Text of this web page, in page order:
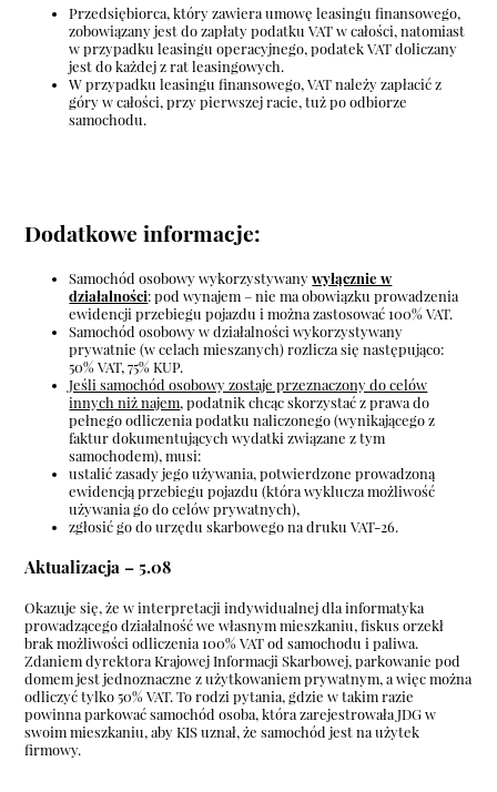
Przedsiębiorca, który zawiera umowę leasingu finansowego,
zobowiązany jest do zapłaty podatku VAT w całości, natomiast
w przypadku leasingu operacyjnego, podatek VAT doliczany
jest do każdej z rat leasingowych.
W przypadku leasingu finansowego, VAT należy zapłacić z
góry w całości, przy pierwszej racie, tuż po odbiorze
samochodu.
Dodatkowe informacje:
Samochód osobowy wykorzystywanywyłącznie w
działalności: pod wynajem – nie ma obowiązku prowadzenia
ewidencji przebiegu pojazdu i można zastosować 100% VAT.
Samochód osobowy w działalności wykorzystywany
prywatnie (w celach mieszanych) rozlicza się następująco:
50% VAT, 75% KUP.
Jeśli samochód osobowy zostaje przeznaczony do celów
innych niż najem, podatnik chcąc skorzystać z prawa do
pełnego odliczenia podatku naliczonego (wynikającego z
faktur dokumentujących wydatki związane z tym
samochodem), musi:
ustalić zasady jego używania, potwierdzone prowadzoną
ewidencją przebiegu pojazdu (która wyklucza możliwość
używania go do celów prywatnych),
zgłosić go do urzędu skarbowego na druku VAT-26.
Aktualizacja – 5.08
Okazuje się, że w interpretacji indywidualnej dla informatyka
prowadzącego działalność we własnym mieszkaniu, fiskus orzekł
brak możliwości odliczenia 100% VAT od samochodu i paliwa.
Zdaniem dyrektora Krajowej Informacji Skarbowej, parkowanie pod
domem jest jednoznaczne z użytkowaniem prywatnym, a więc można
odliczyć tylko 50% VAT. To rodzi pytania, gdzie w takim razie
powinna parkować samochód osoba, która zarejestrowała JDG w
swoim mieszkaniu, aby KIS uznał, że samochód jest na użytek
firmowy.